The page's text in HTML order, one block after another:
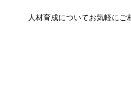
人材育成についてお気軽に